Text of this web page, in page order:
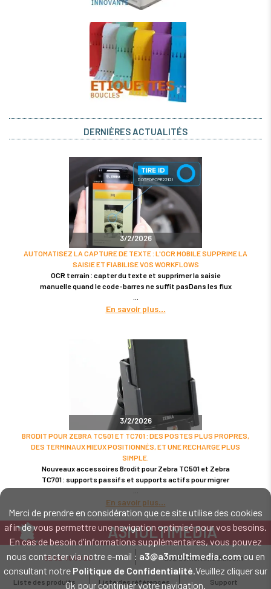
Merci de prendre en considération que ce site utilise des cookies
afin de vous permettre une navigation optimisé pour vos besoins.
En cas de besoin d'informations supplémentaires, vous pouvez
nous contacter via notre e-mail : a3@a3multimedia.comou en
consultant notre Politique de Confidentialité.Veuillez cliquer sur
Ok pour continuer votre navigation.
DERNIÈRES ACTUALITÉS
3/2/2026
AUTOMATISEZ LA CAPTURE DE TEXTE : L'OCR MOBILE SUPPRIME LA
SAISIE ET FIABILISE VOS WORKFLOWS
OCR terrain : capter du texte et supprimer la saisie
manuelle quand le code-barres ne suffit pasDans les flux
En savoir plus
3/2/2026
BRODIT POUR ZEBRA TC501 ET TC701 : DES POSTES PLUS PROPRES,
DES TERMINAUX MIEUX POSITIONNÉS, ET UNE RECHARGE PLUS
SIMPLE.
Nouveaux accessoires Brodit pour Zebra TC501 et Zebra
TC701 : supports passifs et supports actifs pour migrer
En savoir plus
A3MULTIMEDIA
LE SPÉCIALISTE MATÉRIEL ET LOGICIEL CODE BARRE
Intervention sur tout le territoire : Cholet - Nantes - Angers - Rennes - Le
Mans - Bordeaux - Paris - Lille - Brest - Toulouse - Marseille - Poitiers -
Caen - Lyon - Reims - Lorient - Vannes - Quimper - Rouen
02 52 45 00 20 a3@a3multimedia.com
Liste des produits Liste des références Support